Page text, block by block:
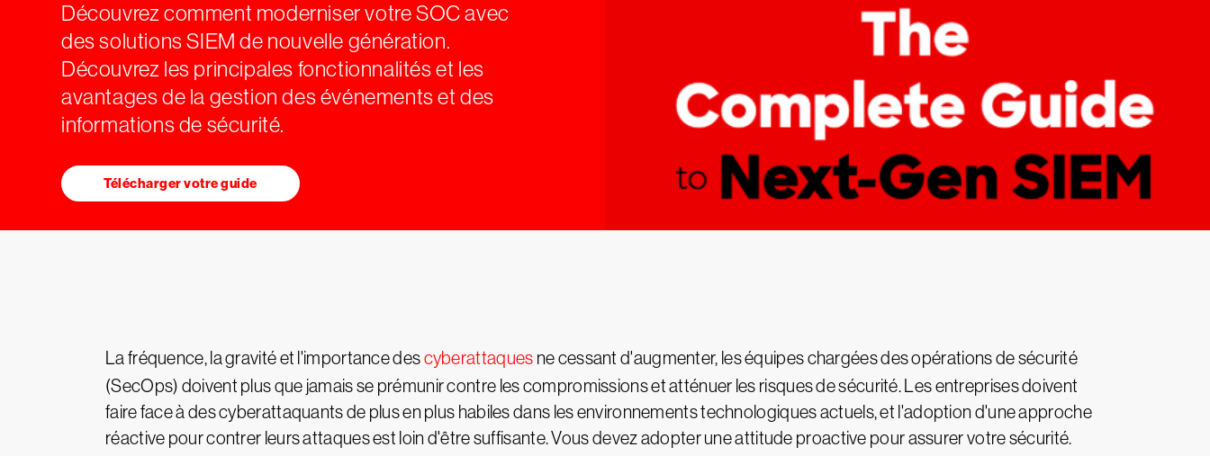
Découvrez comment moderniser votre SOC avec
des solutions SIEM de nouvelle génération.
Découvrez les principales fonctionnalités et les
avantages de la gestion des événements et des
informations de sécurité.
Télécharger votre guide
La fréquence, la gravité et l'importance descyberattaques ne cessant d'augmenter, les équipes chargées des opérations de sécurité
(SecOps) doivent plus que jamais se prémunir contre les compromissions et atténuer les risques de sécurité. Les entreprises doivent
faire face à des cyberattaquants de plus en plus habiles dans les environnements technologiques actuels, et l'adoption d'une approche
réactive pour contrer leurs attaques est loin d'être suffisante. Vous devez adopter une attitude proactive pour assurer votre sécurité.